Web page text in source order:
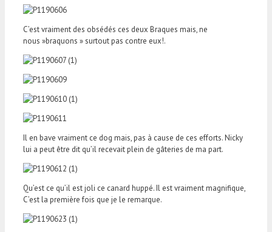
C’est vraiment des obsédés ces deux Braques mais, ne
nous »braquons » surtout pas contre eux!.
Il en bave vraiment ce dog mais, pas à cause de ces efforts. Nicky
lui a peut être dit qu’il recevait plein de gâteries de ma part.
Qu’est ce qu’il est joli ce canard huppé. Il est vraiment magnifique,
C’est la première fois que je le remarque.